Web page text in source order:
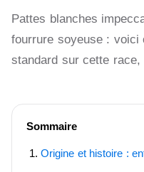
Pattes blanches
fourrure soyeuse : voici
standard sur cette race,
Sommaire
Origine et histoire :